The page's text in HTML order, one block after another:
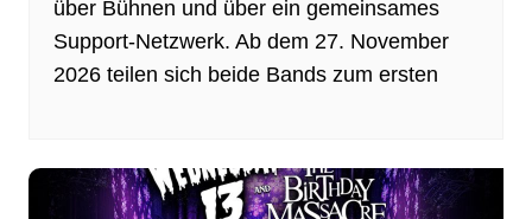
über Bühnen und über ein gemeinsames
Support-Netzwerk. Ab dem 27. November
2026 teilen sich beide Bands zum ersten